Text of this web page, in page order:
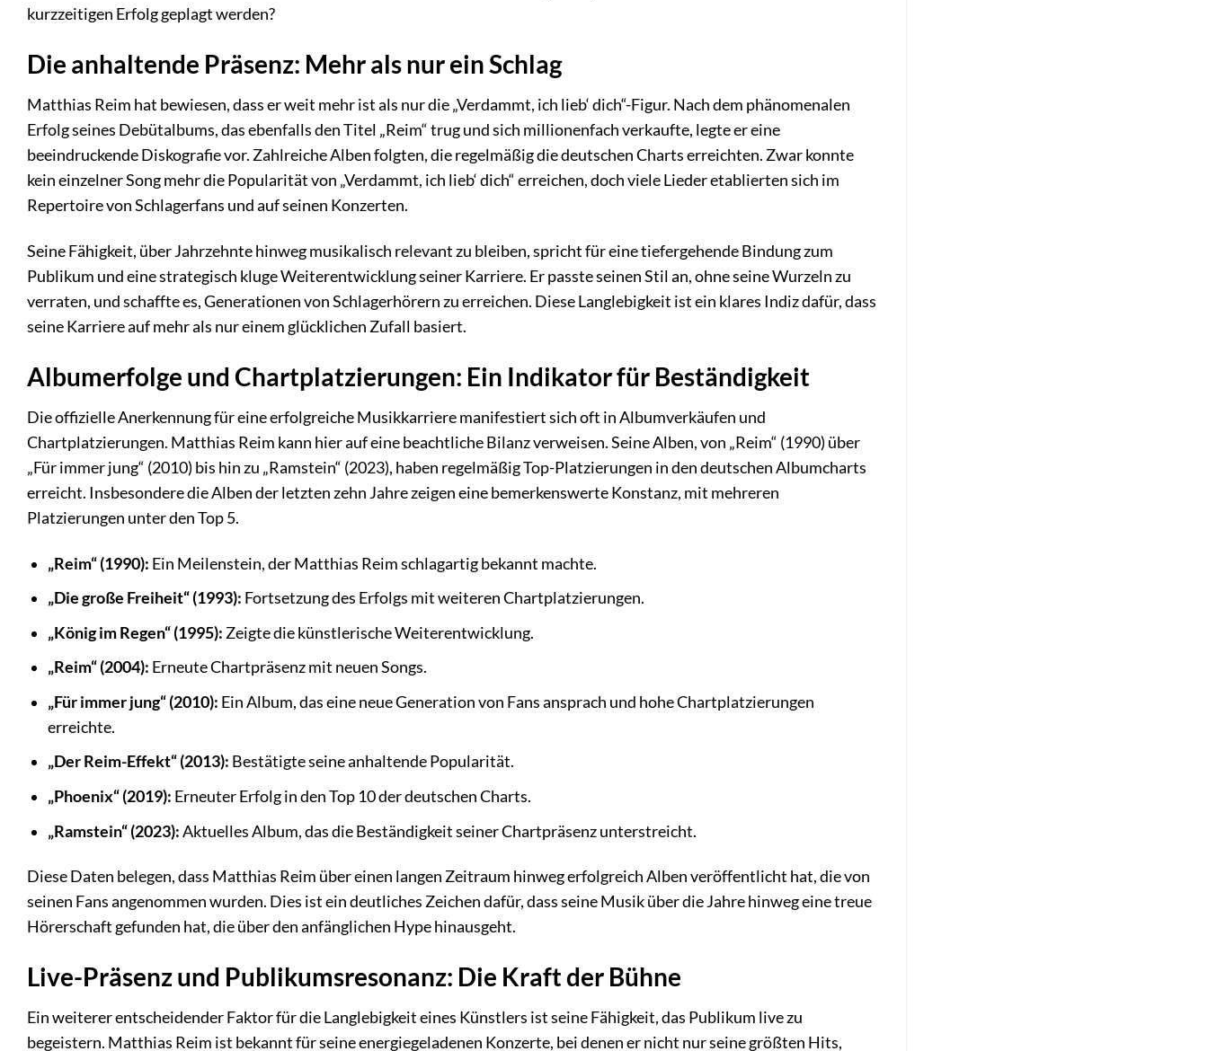
kurzzeitigen Erfolg geplagt werden?
Die anhaltende Präsenz: Mehr als nur ein Schlag
Matthias Reim hat bewiesen, dass er weit mehr ist als nur die „Verdammt, ich lieb‘ dich“-Figur. Nach dem phänomenalen
Erfolg seines Debütalbums, das ebenfalls den Titel „Reim“ trug und sich millionenfach verkaufte, legte er eine
beeindruckende Diskografie vor. Zahlreiche Alben folgten, die regelmäßig die deutschen Charts erreichten. Zwar konnte
kein einzelner Song mehr die Popularität von „Verdammt, ich lieb‘ dich“ erreichen, doch viele Lieder etablierten sich im
Repertoire von Schlagerfans und auf seinen Konzerten.
Seine Fähigkeit, über Jahrzehnte hinweg musikalisch relevant zu bleiben, spricht für eine tiefergehende Bindung zum
Publikum und eine strategisch kluge Weiterentwicklung seiner Karriere. Er passte seinen Stil an, ohne seine Wurzeln zu
verraten, und schaffte es, Generationen von Schlagerhörern zu erreichen. Diese Langlebigkeit ist ein klares Indiz dafür, dass
seine Karriere auf mehr als nur einem glücklichen Zufall basiert.
Albumerfolge und Chartplatzierungen: Ein Indikator für Beständigkeit
Die offizielle Anerkennung für eine erfolgreiche Musikkarriere manifestiert sich oft in Albumverkäufen und
Chartplatzierungen. Matthias Reim kann hier auf eine beachtliche Bilanz verweisen. Seine Alben, von „Reim“ (1990) über
„Für immer jung“ (2010) bis hin zu „Ramstein“ (2023), haben regelmäßig Top-Platzierungen in den deutschen Albumcharts
erreicht. Insbesondere die Alben der letzten zehn Jahre zeigen eine bemerkenswerte Konstanz, mit mehreren
Platzierungen unter den Top 5.
„Reim“ (1990): Ein Meilenstein, der Matthias Reim schlagartig bekannt machte.
„Die große Freiheit“ (1993): Fortsetzung des Erfolgs mit weiteren Chartplatzierungen.
„König im Regen“ (1995): Zeigte die künstlerische Weiterentwicklung.
„Reim“ (2004): Erneute Chartpräsenz mit neuen Songs.
„Für immer jung“ (2010): Ein Album, das eine neue Generation von Fans ansprach und hohe Chartplatzierungen
erreichte.
„Der Reim-Effekt“ (2013): Bestätigte seine anhaltende Popularität.
„Phoenix“ (2019): Erneuter Erfolg in den Top 10 der deutschen Charts.
„Ramstein“ (2023):Aktuelles Album, das die Beständigkeit seiner Chartpräsenz unterstreicht.
Diese Daten belegen, dass Matthias Reim über einen langen Zeitraum hinweg erfolgreich Alben veröffentlicht hat, die von
seinen Fans angenommen wurden. Dies ist ein deutliches Zeichen dafür, dass seine Musik über die Jahre hinweg eine treue
Hörerschaft gefunden hat, die über den anfänglichen Hype hinausgeht.
Live-Präsenz und Publikumsresonanz: Die Kraft der Bühne
Ein weiterer entscheidender Faktor für die Langlebigkeit eines Künstlers ist seine Fähigkeit, das Publikum live zu
begeistern. Matthias Reim ist bekannt für seine energiegeladenen Konzerte, bei denen er nicht nur seine größten Hits,